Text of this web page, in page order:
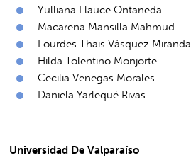
Yulliana Llauce Ontaneda
Macarena Mansilla Mahmud
Lourdes Thais Vásquez Miranda
Hilda Tolentino Monjorte
Cecilia Venegas Morales
Daniela Yarlequé Rivas
Universidad De Valparaíso